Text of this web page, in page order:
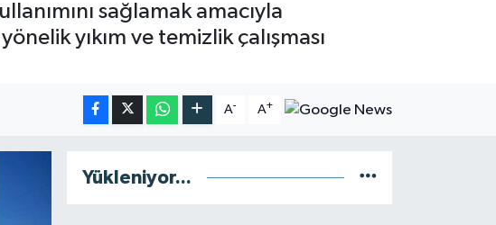
sağlamak amacıyla
yıkım ve temizlik çalışması
A- A+
Yükleniyor...